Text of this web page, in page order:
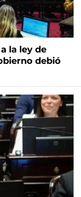
la ley de
debió